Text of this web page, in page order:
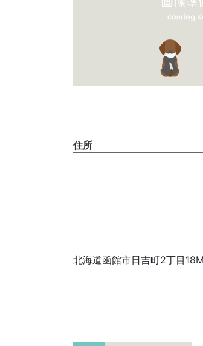
住所
北海道函館市日吉町2丁目